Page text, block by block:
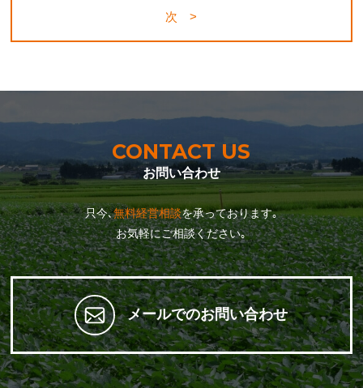
次 >
CONTACT US
お問い合わせ
只今､無料経営相談を承っております｡
お気軽にご相談ください｡
メールでのお問い合わせ